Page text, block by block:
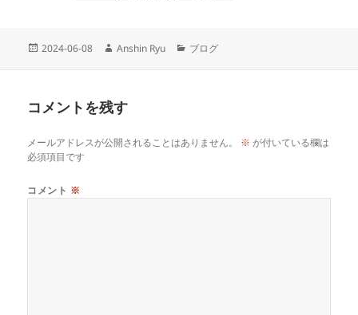
投
2024-06-08
作
Anshin Ryu
カ
ブログ
コメントを残す
メールアドレスが公開されることはありません。 ※ が付いている欄は
必須項目です
コメント ※